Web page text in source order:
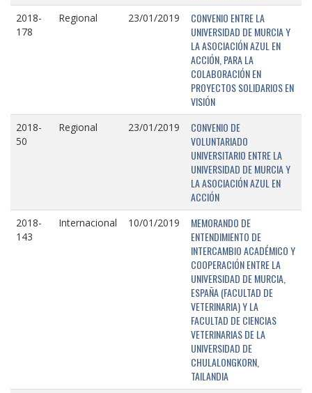
2018-
178
Regional 23/01/2019
CONVENIO ENTRE LA
UNIVERSIDAD DE MURCIA Y
LA ASOCIACIÓN AZUL EN
ACCIÓN, PARA LA
COLABORACIÓN EN
PROYECTOS SOLIDARIOS EN
VISIÓN
2018-
50
Regional 23/01/2019
CONVENIO DE
VOLUNTARIADO
UNIVERSITARIO ENTRE LA
UNIVERSIDAD DE MURCIA Y
LA ASOCIACIÓN AZUL EN
ACCIÓN
2018-
143
Internacional 10/01/2019
MEMORANDO DE
ENTENDIMIENTO DE
INTERCAMBIO ACADÉMICO Y
COOPERACIÓN ENTRE LA
UNIVERSIDAD DE MURCIA,
ESPAÑA (FACULTAD DE
VETERINARIA) Y LA
FACULTAD DE CIENCIAS
VETERINARIAS DE LA
UNIVERSIDAD DE
CHULALONGKORN,
TAILANDIA